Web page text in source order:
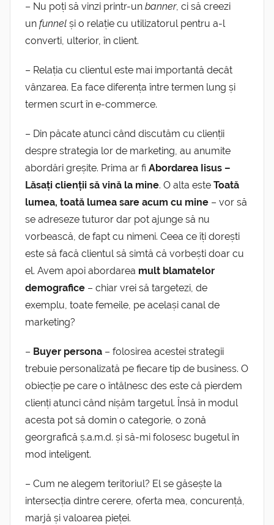
– Nu poți să vinzi printr-un banner, ci să creezi
un funnel și o relație cu utilizatorul pentru a-l
converti, ulterior, în client.
– Relația cu clientul este mai importantă decât
vânzarea. Ea face diferența între termen lung și
termen scurt în e-commerce.
– Din păcate atunci când discutăm cu clienții
despre strategia lor de marketing, au anumite
abordări greșite. Prima ar fi Abordarea Iisus –
Lăsați clienții să vină la mine. O alta este Toată
lumea, toată lumea sare acum cu mine – vor să
se adreseze tuturor dar pot ajunge să nu
vorbească, de fapt cu nimeni. Ceea ce îți dorești
este să facă clientul să simtă că vorbești doar cu
el. Avem apoi abordarea mult blamatelor
demografice – chiar vrei să targetezi, de
exemplu, toate femeile, pe același canal de
marketing?
– Buyer persona – folosirea acestei strategii
trebuie personalizată pe fiecare tip de business. O
obiecție pe care o întâlnesc des este că pierdem
clienți atunci când nișăm targetul. Însă în modul
acesta pot să domin o categorie, o zonă
georgrafică ș.a.m.d. și să-mi folosesc bugetul în
mod inteligent.
– Cum ne alegem teritoriul? El se găsește la
intersecția dintre cerere, oferta mea, concurență,
marjă și valoarea pieței.